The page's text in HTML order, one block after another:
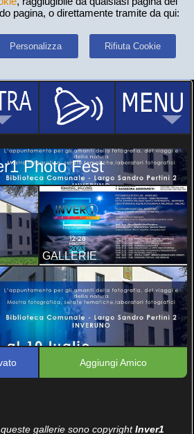
pagina, o direttamente tramite da qui:
Personalizza Rifiuta Cookie
Photo Fest
GALLERIE
Aggiungi Amico
gallerie sono copyrightInver1